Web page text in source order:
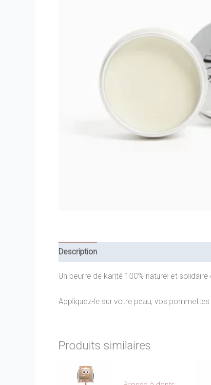
Description
Un beurre de karité 100% naturel et
Appliquez-le sur votre peau, vos
Produits similaires